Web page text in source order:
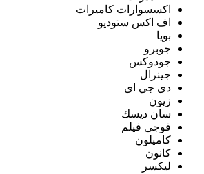
اكسسوارات كاميرات
اف اكس ستوديو
بويا
جوبرو
جودوكس
جينرال
دى جي اى
زيون
سان ديسك
فوجى فيلم
كاميلون
كانون
ليكسر